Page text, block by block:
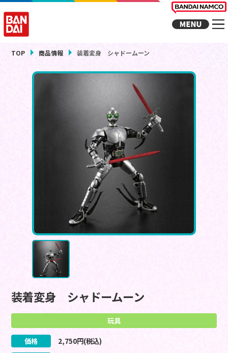
TOP 商品情報 装着変身 シャドームーン
装着変身 シャドームーン
玩具
価格 2,750円(税込)